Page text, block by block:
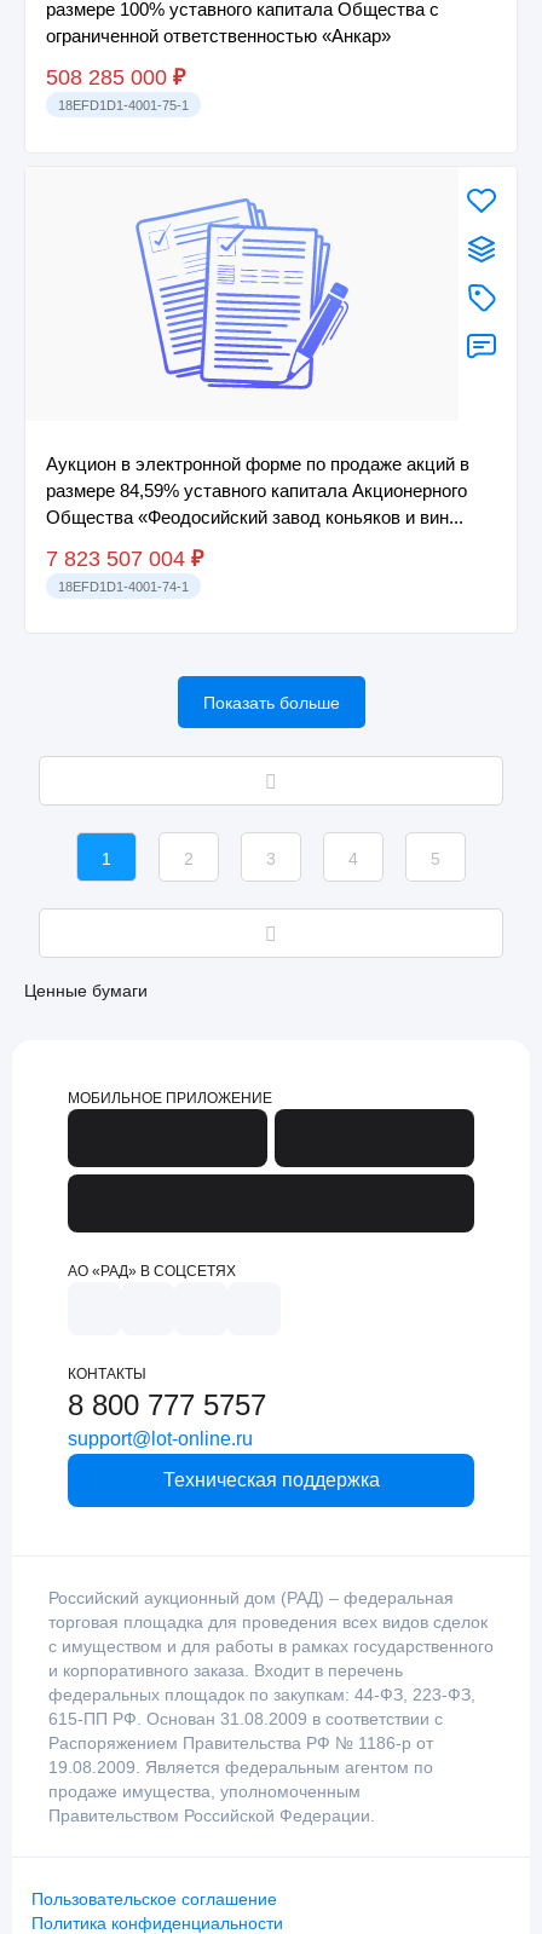
размере 100% уставного капитала Общества с
ограниченной ответственностью «Анкар»
508 285 000 ₽
18EFD1D1-4001-75-1
Аукцион в электронной форме по продаже акций в
размере 84,59% уставного капитала Акционерного
Общества «Феодосийский завод коньяков и вин...
7 823 507 004 ₽
18EFD1D1-4001-74-1
Показать больше
1 2 3 4 5
Ценные бумаги
МОБИЛЬНОЕ ПРИЛОЖЕНИЕ
АО «РАД» В СОЦСЕТЯХ
КОНТАКТЫ
8 800 777 5757
support@lot-online.ru
Техническая поддержка
Российский аукционный дом (РАД) – федеральная
торговая площадка для проведения всех видов сделок
с имуществом и для работы в рамках государственного
и корпоративного заказа. Входит в перечень
федеральных площадок по закупкам: 44-ФЗ, 223-ФЗ,
615-ПП РФ. Основан 31.08.2009 в соответствии с
Распоряжением Правительства РФ № 1186-р от
19.08.2009. Является федеральным агентом по
продаже имущества, уполномоченным
Правительством Российской Федерации.
Пользовательское соглашение
Политика конфиденциальности